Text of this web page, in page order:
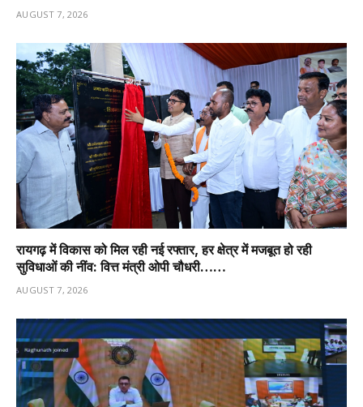
AUGUST 7, 2026
रायगढ़ में विकास को मिल रही नई रफ्तार, हर क्षेत्र में मजबूत हो रही
सुविधाओं की नींव: वित्त मंत्री ओपी चौधरी……
AUGUST 7, 2026